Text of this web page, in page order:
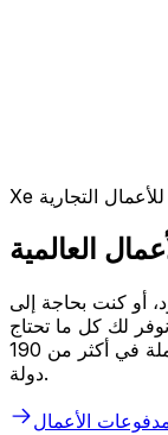
Xe للأعمال التجارية
العالمية
أو كنت بحاجة إلى
لك كل ما تحتاج
إليه. قم بجدولة التحويلات الدولية عبر 130 عملة في أكثر من 190
دولة.
الأعمال